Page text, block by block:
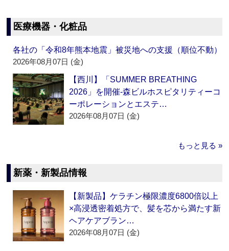
医療機器・化粧品
各社の「令和8年熊本地震」被災地への支援（順位不動）
2026年08月07日 (金)
【西川】「SUMMER BREATHING
2026」を開催‐森ビルホスピタリティーコ
ーポレーションとエステ…
2026年08月07日 (金)
もっと見る »
新薬・新製品情報
【新製品】ケラチン極限濃度6800倍以上
×高浸透密着処方で、髪を芯から満たす新
ヘアケアブラン…
2026年08月07日 (金)